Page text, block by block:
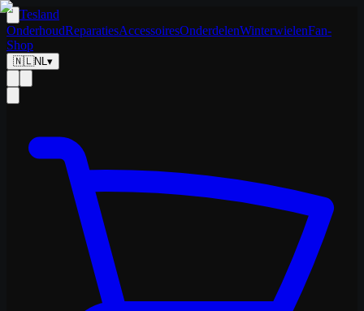
Tesland
OnderhoudReparatiesAccessoiresOnderdelenWinterwielenFan-
Shop
🇳🇱NL▾